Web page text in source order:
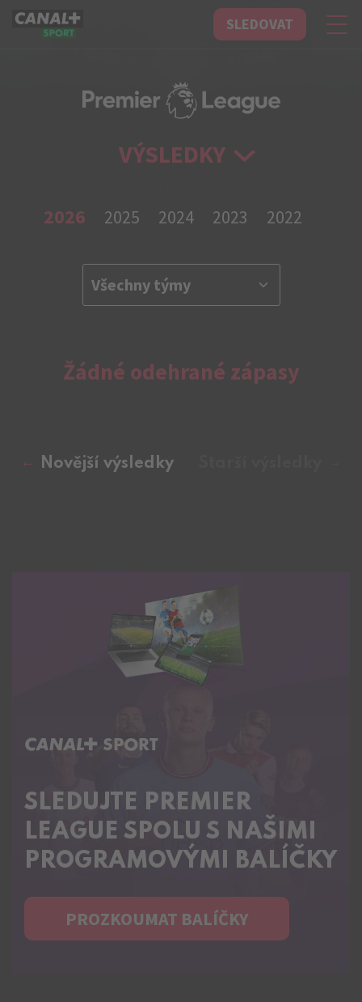
CANAL+ Sport SLEDOVAT
VÝSLEDKY
2026 2025 2024 2023 2022
Žádné odehrané zápasy
Novější výsledky
C+ SPORT
SLEDUJTE PREMIER
LEAGUE SPOLU S NAŠIMI
PROGRAMOVÝMI BALÍČKY
PROZKOUMAT BALÍČKY